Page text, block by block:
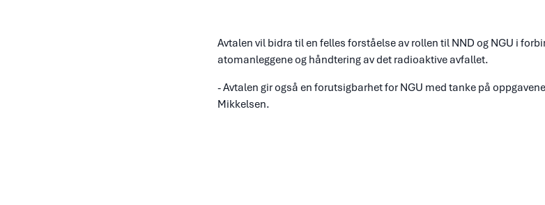
Avtalen vil bidra til en felles forståelse av rollen til NND og NGU i
atomanleggene og håndtering av det radioaktive avfallet.
- Avtalen gir også en forutsigbarhet for NGU med tanke på
Mikkelsen.